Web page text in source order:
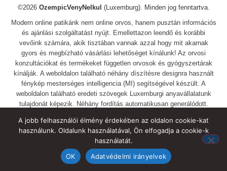
©2026 OzempicVenyNelkul (Luxemburg). Minden jog fenntartva.
Modern online patikánk nem online orvos, hanem pusztán információs
és ajánlási szolgáltatást nyújt. Emellettazon leendő és korábbi
vevőink számára, akik tisztában vannak azzal hogy mit akarnak
gyors és megbízható vásárlási lehetőséget kínálunk! Az orvosi
konzultációkat és termékeket független orvosok és gyógyszertárak
kínálják. A weboldalon található néhány díszítésre designra használt
fénykép mesterséges intelligencia (MI) segítségével készült. A
weboldalon található eredeti szövegek Luxemburgi anyavállalatunk
tulajdonát képezik. Néhány fordítás automatikusan generálódott.
A jobb felhasználói élmény érdekében az oldalon cookie-kat
használunk. Oldalunk használatával, Ön elfogadja a cookie-k
használatát.
OK
Adatvédelmi irányelvek